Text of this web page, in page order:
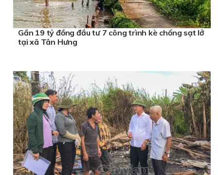
Gần 19 tỷ đồng đầu tư 7 công trình kè chống sạt lở
tại xã Tân Hưng